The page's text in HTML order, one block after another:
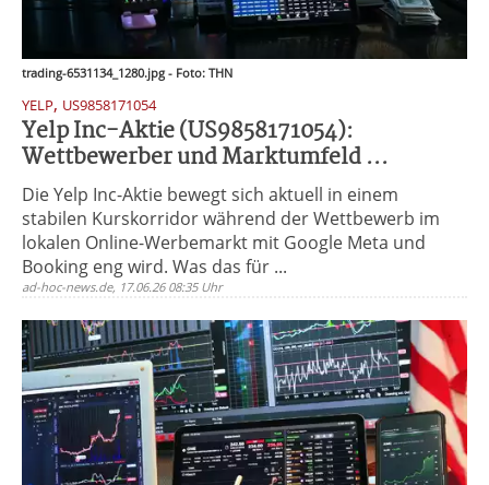
trading-6531134_1280.jpg - Foto: THN
YELP, US9858171054
Yelp Inc-Aktie (US9858171054):
Wettbewerber und Marktumfeld ...
Die Yelp Inc-Aktie bewegt sich aktuell in einem
stabilen Kurskorridor während der Wettbewerb im
lokalen Online-Werbemarkt mit Google Meta und
Booking eng wird. Was das für ...
ad-hoc-news.de, 17.06.26 08:35 Uhr